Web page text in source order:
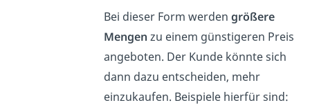
Bei dieser Form werden größere
Mengen zu einem günstigeren Preis
angeboten. Der Kunde könnte sich
dann dazu entscheiden, mehr
einzukaufen. Beispiele hierfür sind: